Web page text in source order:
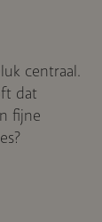
centraal.
dat
fijne